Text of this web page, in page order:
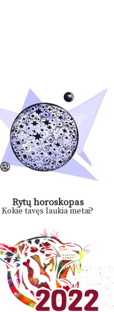
Rytų horoskopas
Kokie tavęs laukia metai?